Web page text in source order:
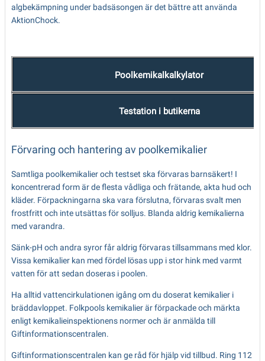
algbekämpning under badsäsongen är det bättre att använda
AktionChock.
Poolkemikalkalkylator
Testation i butikerna
Förvaring och hantering av poolkemikalier
Samtliga poolkemikalier och testset ska förvaras barnsäkert! I
koncentrerad form är de flesta vådliga och frätande, akta hud och
kläder. Förpackningarna ska vara förslutna, förvaras svalt men
frostfritt och inte utsättas för solljus. Blanda aldrig kemikalierna
med varandra.
Sänk-pH och andra syror får aldrig förvaras tillsammans med klor.
Vissa kemikalier kan med fördel lösas upp i stor hink med varmt
vatten för att sedan doseras i poolen.
Ha alltid vattencirkulationen igång om du doserat kemikalier i
bräddavloppet. Folkpools kemikalier är förpackade och märkta
enligt kemikalieinspektionens normer och är anmälda till
Giftinformationscentralen.
Giftinformationscentralen kan ge råd för hjälp vid tillbud. Ring 112